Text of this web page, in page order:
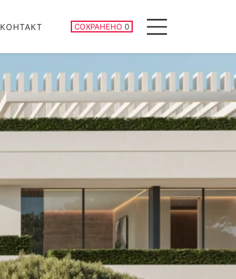
КОНТАКТ СОХРАНЕНО 0
СОХРАНЕННЫЕ ОБЪЕКТЫ
Menu